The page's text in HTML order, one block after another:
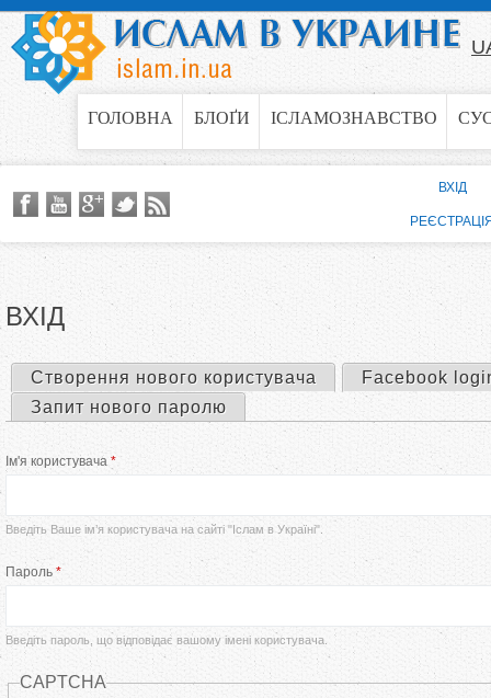
Jump to navigation
ГОЛОВНА БЛОҐИ ІСЛАМОЗНАВСТВО
ВХІД
е
в
н
Створення нового користувача
Facebook
Запит нового паролю
Ім'я користувача *
Введіть Ваше ім’я користувача на сайті "Іслам в Україні".
Пароль *
Введіть пароль, що відповідає вашому імені користувача.
CAPTCHA
ВХІД